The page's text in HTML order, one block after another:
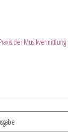
der Musikvermittlung